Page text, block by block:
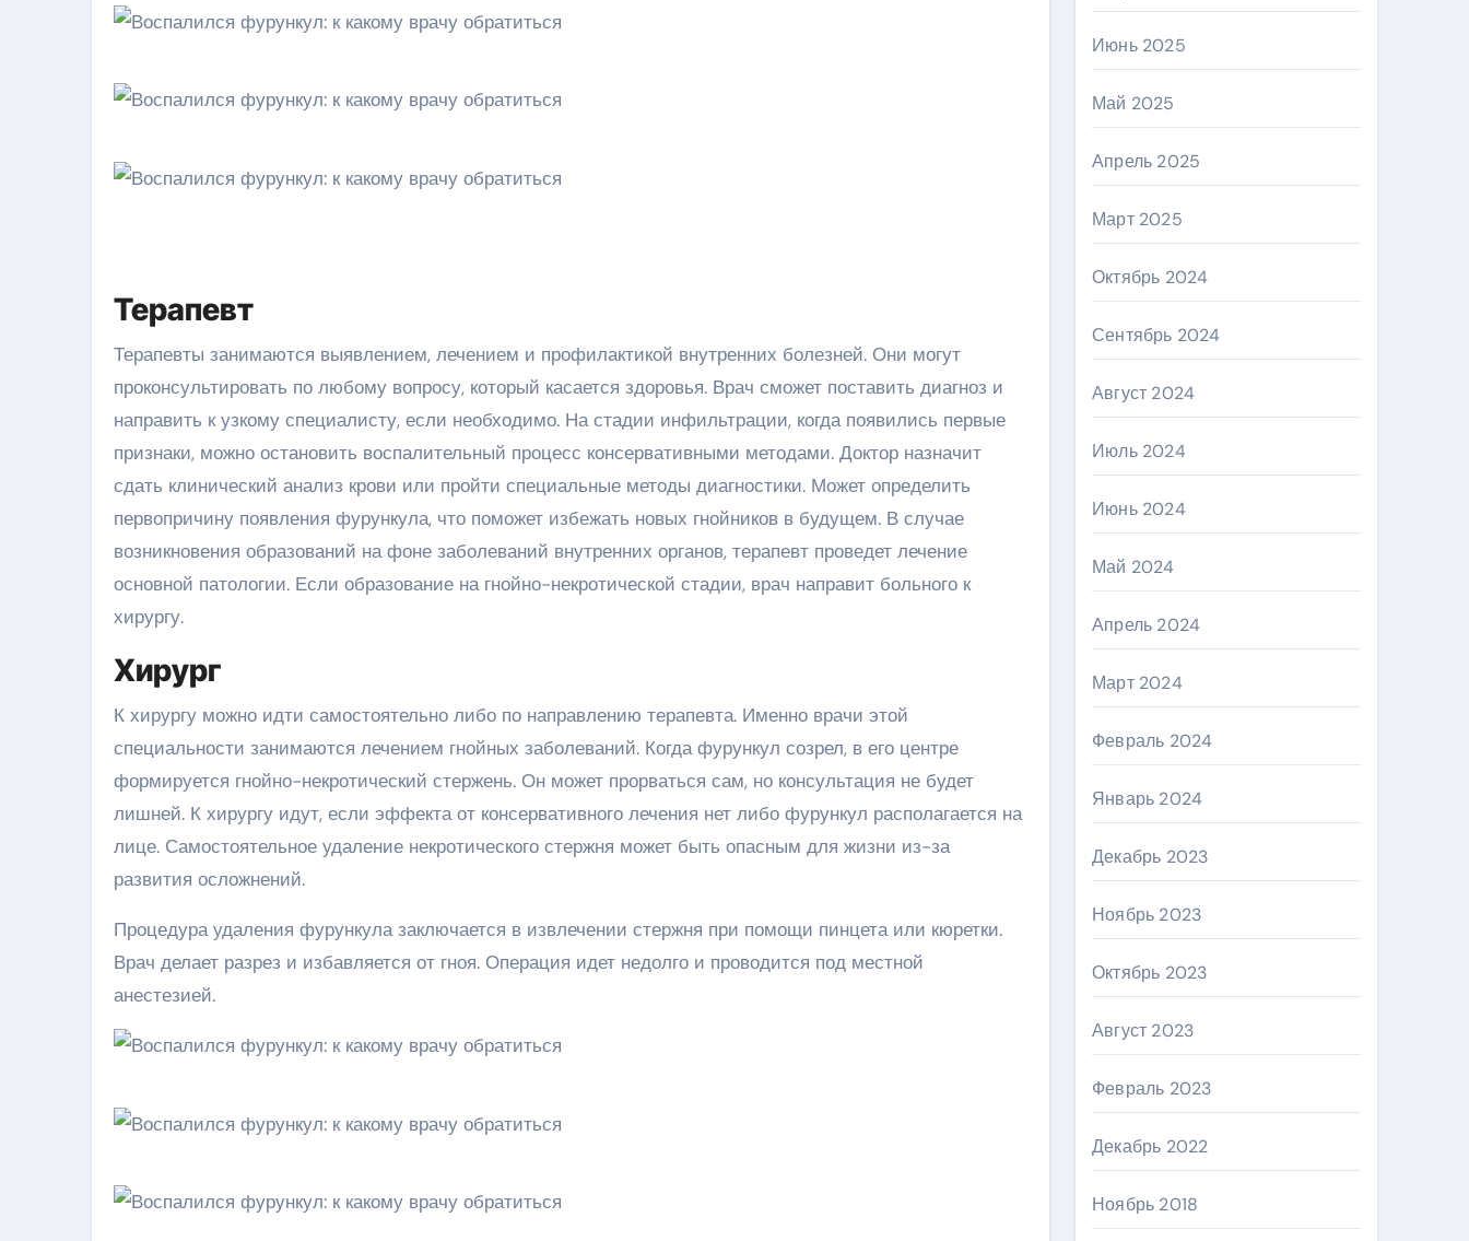
Терапевт
Терапевты занимаются выявлением, лечением и профилактикой внутренних болезней. Они могут
проконсультировать по любому вопросу, который касается здоровья. Врач сможет поставить диагноз и
направить к узкому специалисту, если необходимо. На стадии инфильтрации, когда появились первые
признаки, можно остановить воспалительный процесс консервативными методами. Доктор назначит
сдать клинический анализ крови или пройти специальные методы диагностики. Может определить
первопричину появления фурункула, что поможет избежать новых гнойников в будущем. В случае
возникновения образований на фоне заболеваний внутренних органов, терапевт проведет лечение
основной патологии. Если образование на гнойно-некротической стадии, врач направит больного к
хирургу.
Хирург
К хирургу можно идти самостоятельно либо по направлению терапевта. Именно врачи этой
специальности занимаются лечением гнойных заболеваний. Когда фурункул созрел, в его центре
формируется гнойно-некротический стержень. Он может прорваться сам, но консультация не будет
лишней. К хирургу идут, если эффекта от консервативного лечения нет либо фурункул располагается на
лице. Самостоятельное удаление некротического стержня может быть опасным для жизни из-за
развития осложнений.
Процедура удаления фурункула заключается в извлечении стержня при помощи пинцета или кюретки.
Врач делает разрез и избавляется от гноя. Операция идет недолго и проводится под местной
анестезией.
Июнь 2025
Май 2025
Апрель 2025
Март 2025
Октябрь 2024
Сентябрь 2024
Август 2024
Июль 2024
Июнь 2024
Май 2024
Апрель 2024
Март 2024
Февраль 2024
Январь 2024
Декабрь 2023
Ноябрь 2023
Октябрь 2023
Август 2023
Февраль 2023
Декабрь 2022
Ноябрь 2018